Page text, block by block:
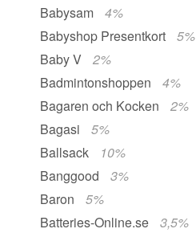
Babysam
4%
Babyshop Presentkort
5%
Baby V
2%
Badmintonshoppen
4%
Bagaren och Kocken
2%
Bagasi
5%
Ballsack
10%
Banggood
3%
Baron
5%
Batteries-Online.se
3,5%